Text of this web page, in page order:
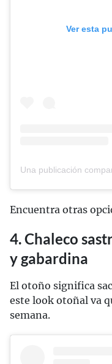
Ver esta
Encuentra otras
4. Chaleco
y gabardina
El otoño significa
este look otoñal va
semana.